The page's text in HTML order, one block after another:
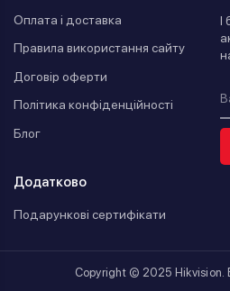
Оплата і доставка
Правила використання сайту
Договір оферти
Політика конфіденційності
Блог
Додатково
Подарункові сертифікати
І
Copyright © 2025 Hikvision.